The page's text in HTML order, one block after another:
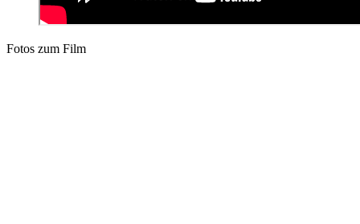
Fotos zum Film